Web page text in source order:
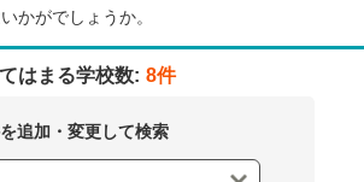
かがでしょうか。
はまる学校数: 8件
追加・変更して検索